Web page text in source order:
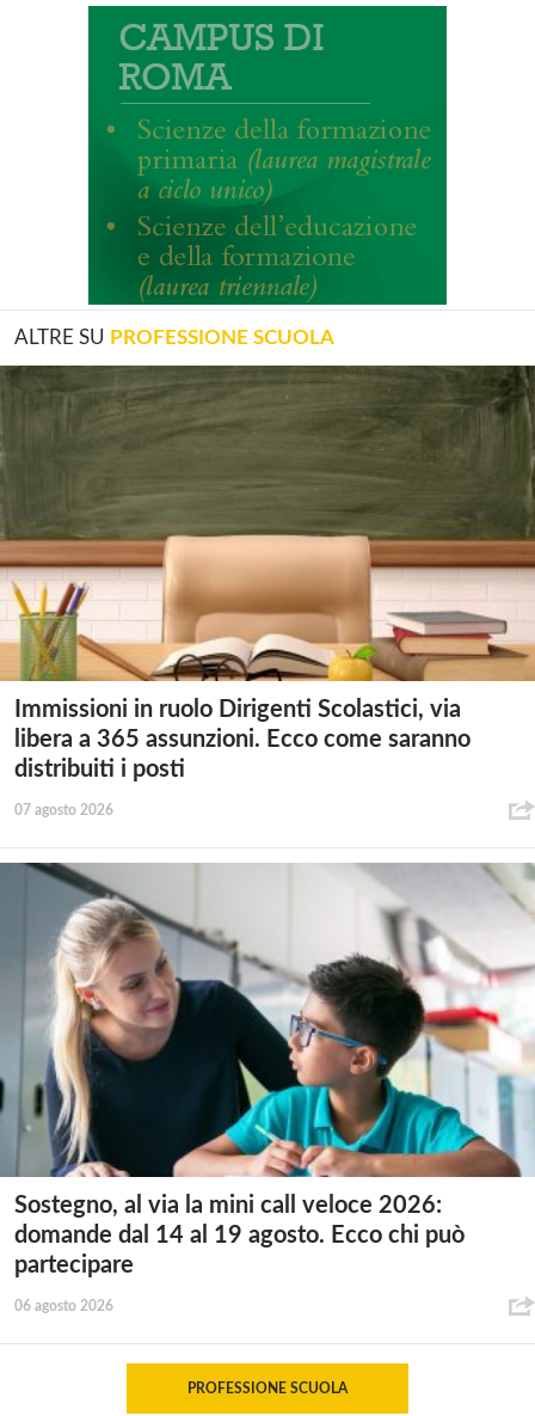
ALTRE SU PROFESSIONE SCUOLA
Immissioni in ruolo Dirigenti Scolastici, via
libera a 365 assunzioni. Ecco come saranno
distribuiti i posti
07 agosto 2026
Sostegno, al via la mini call veloce 2026:
domande dal 14 al 19 agosto. Ecco chi può
partecipare
06 agosto 2026
PROFESSIONE SCUOLA